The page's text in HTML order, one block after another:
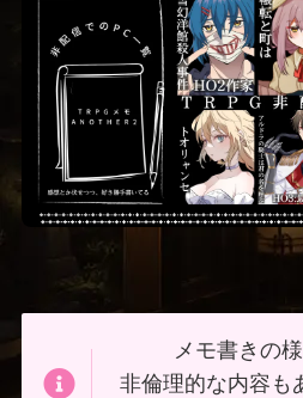
メモ書きの
非倫理的な内容も